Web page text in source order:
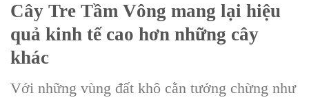
Cây Tre Tầm Vông mang lại hiệu
quả kinh tế cao hơn những cây
khác
Với những vùng đất khô cằn tưởng chừng như